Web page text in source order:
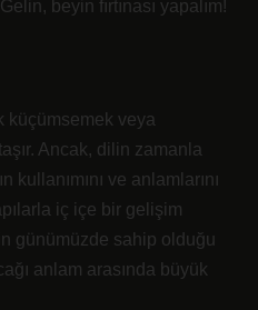
beyin fırtınası yapalım!
küçümsemek veya
Ancak, dilin zamanla
kullanımını ve anlamlarını
iç içe bir gelişim
günümüzde sahip olduğu
anlam arasında büyük